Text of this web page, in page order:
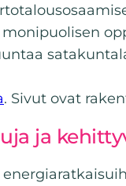
. Sivut ovat
ja